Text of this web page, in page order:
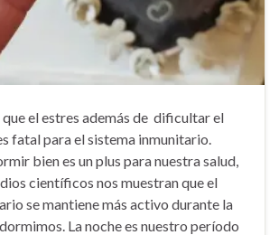
el estres además de dificultar el
fatal para el sistema inmunitario.
bien es un plus para nuestra salud,
científicos nos muestran que el
se mantiene más activo durante la
La noche es nuestro período